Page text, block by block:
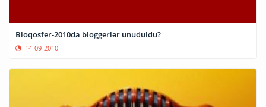
Bloqosfer-2010da bloggerlər unuduldu?
14-09-2010